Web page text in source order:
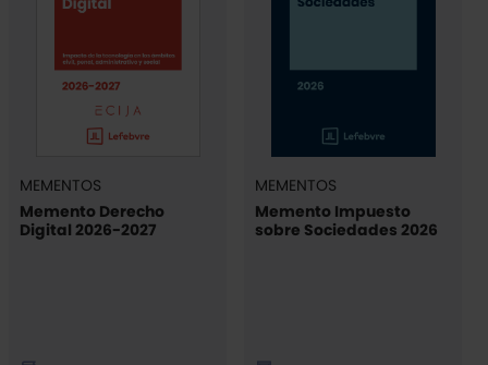
MEMENTOS
Memento Derecho
Digital 2026-2027
MEMENTOS
Memento Impuesto
sobre Sociedades 2026